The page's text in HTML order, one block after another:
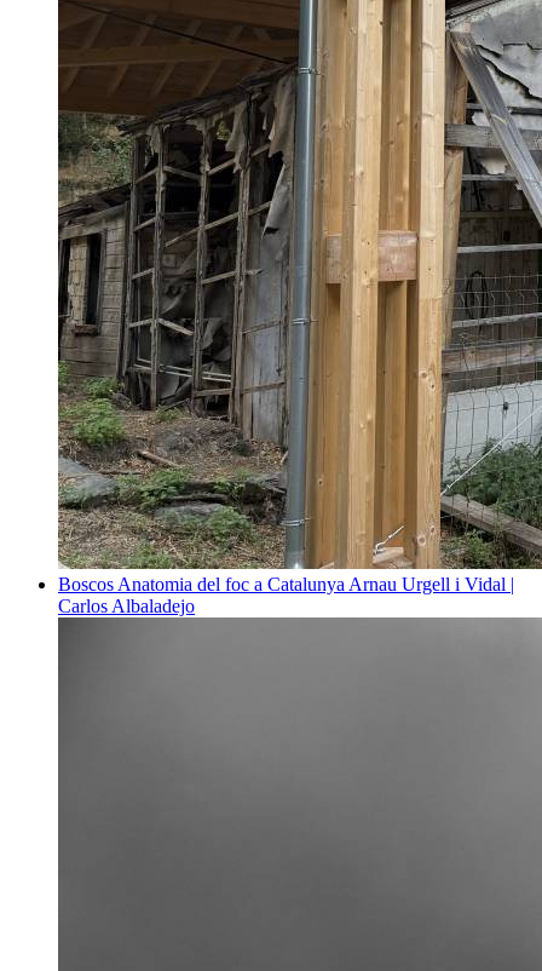
Boscos Anatomia del foc a Catalunya Arnau Urgell i Vidal |
Carlos Albaladejo